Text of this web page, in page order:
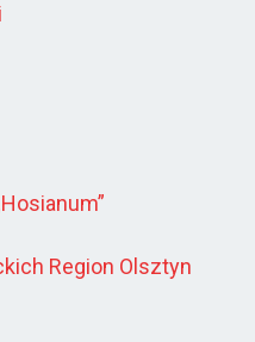
Region Olsztyn